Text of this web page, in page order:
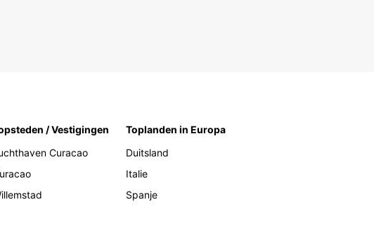
/ Vestigingen
Curacao
Toplanden in Europa
Duitsland
Italie
Spanje